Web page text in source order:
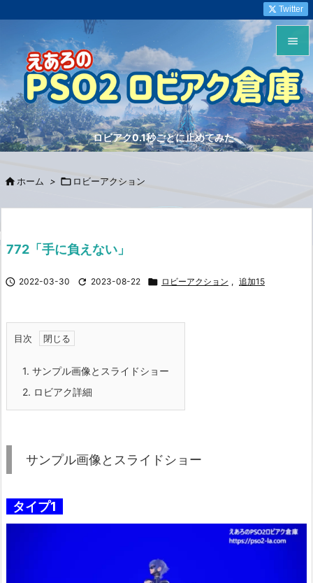
ロビアク0.1秒ごとに止めてみた


メニュ

サイド


Twitter
 ホーム >  ロビーアクション
772「手に負えない」
 2022-03-30  2023-08-22  ロビーアクション , 追加15
目次
1. サンプル画像とスライドショー
2. ロビアク詳細
サンプル画像とスライドショー
タイプ1